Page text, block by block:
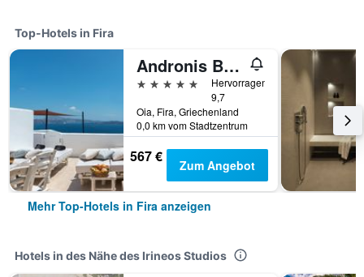
Top-Hotels in Fira
Andronis Boutique Hotel
5 Sterne
Hervorragend
9,7
Oia, Fira, Griechenland
0,0 km vom Stadtzentrum
567 € Zum Angebot
Mehr Top-Hotels in Fira anzeigen
Hotels in des Nähe des Irineos Studios